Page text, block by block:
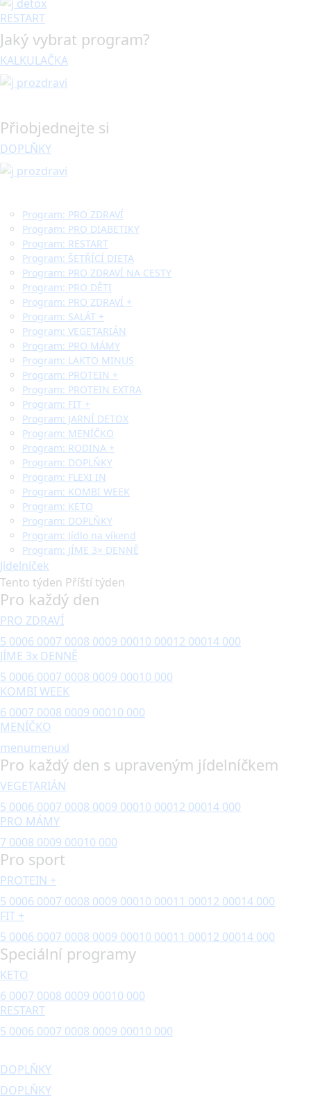
RESTART
Jaký vybrat program?
KALKULAČKA
Přiobjednejte si
DOPLŇKY
Program: PRO ZDRAVÍ
Program: PRO DIABETIKY
Program: RESTART
Program: ŠETŘÍCÍ DIETA
Program: PRO ZDRAVÍ NA CESTY
Program: PRO DĚTI
Program: PRO ZDRAVÍ +
Program: SALÁT +
Program: VEGETARIÁN
Program: PRO MÁMY
Program: LAKTO MINUS
Program: PROTEIN +
Program: PROTEIN EXTRA
Program: FIT +
Program: JARNÍ DETOX
Program: MENÍČKO
Program: RODINA +
Program: DOPLŇKY
Program: FLEXI IN
Program: KOMBI WEEK
Program: KETO
Program: DOPLŇKY
Program: Jídlo na víkend
Program: JÍME 3× DENNĚ
Jídelníček
Tento týden Příští týden
Pro každý den
PRO ZDRAVÍ
5 0006 0007 0008 0009 00010 00012 00014 000
JÍME 3x DENNĚ
5 0006 0007 0008 0009 00010 000
KOMBI WEEK
6 0007 0008 0009 00010 000
MENÍČKO
menumenuxl
Pro každý den s upraveným jídelníčkem
VEGETARIÁN
5 0006 0007 0008 0009 00010 00012 00014 000
PRO MÁMY
7 0008 0009 00010 000
Pro sport
PROTEIN +
5 0006 0007 0008 0009 00010 00011 00012 00014 000
FIT +
5 0006 0007 0008 0009 00010 00011 00012 00014 000
Speciální programy
KETO
6 0007 0008 0009 00010 000
RESTART
5 0006 0007 0008 0009 00010 000
DOPLŇKY
DOPLŇKY